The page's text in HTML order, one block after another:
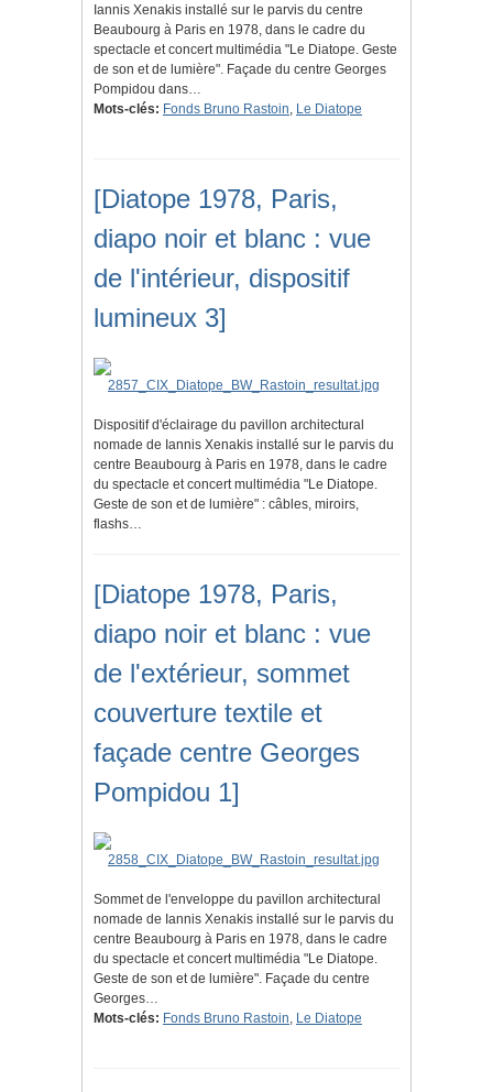
Iannis Xenakis installé sur le parvis du centre
Beaubourg à Paris en 1978, dans le cadre du
spectacle et concert multimédia "Le Diatope. Geste
de son et de lumière". Façade du centre Georges
Pompidou dans…
Mots-clés: Fonds Bruno Rastoin, Le Diatope
[Diatope 1978, Paris,
diapo noir et blanc : vue
de l'intérieur, dispositif
lumineux 3]
Dispositif d'éclairage du pavillon architectural
nomade de Iannis Xenakis installé sur le parvis du
centre Beaubourg à Paris en 1978, dans le cadre
du spectacle et concert multimédia "Le Diatope.
Geste de son et de lumière" : câbles, miroirs,
flashs…
[Diatope 1978, Paris,
diapo noir et blanc : vue
de l'extérieur, sommet
couverture textile et
façade centre Georges
Pompidou 1]
Sommet de l'enveloppe du pavillon architectural
nomade de Iannis Xenakis installé sur le parvis du
centre Beaubourg à Paris en 1978, dans le cadre
du spectacle et concert multimédia "Le Diatope.
Geste de son et de lumière". Façade du centre
Georges…
Mots-clés: Fonds Bruno Rastoin, Le Diatope